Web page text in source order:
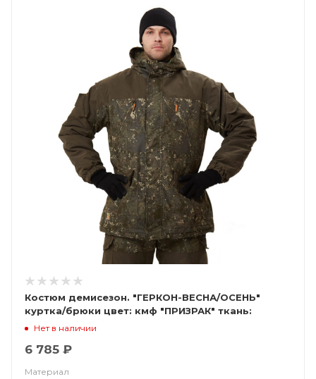
Костюм демисезон. "ГЕРКОН-ВЕСНА/ОСЕНЬ"
куртка/брюки цвет: кмф "ПРИЗРАК" ткань:
Финляндия (ЧЗ)
Нет в наличии
6 785 ₽
Материал